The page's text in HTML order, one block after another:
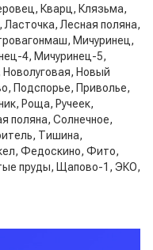
Кварц, Клязьма,
Лесная поляна,
Мичуринец,
4, Мичуринец-5,
Новый
Подспорье, Приволье,
Роща, Ручеек,
поляна, Солнечное,
Тишина,
Федоскино, Фито,
пруды, Щапово-1, ЭКО,